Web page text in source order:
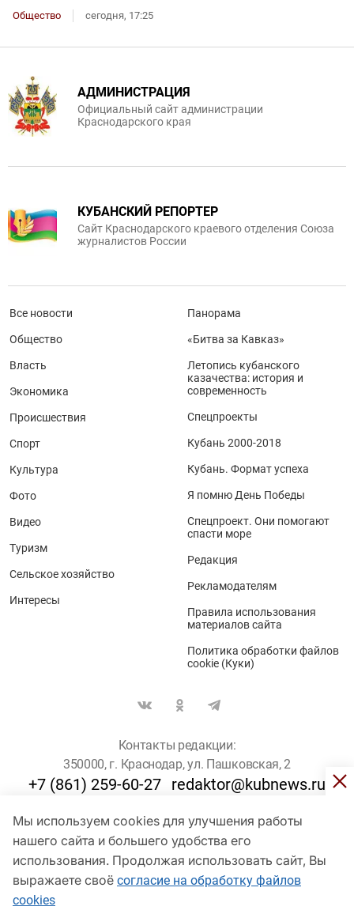
Общество сегодня, 17:25
Мы используем cookies для улучшения работы
нашего сайта и большего удобства его
использования. Продолжая использовать сайт, Вы
выражаете своё согласие на обработку файлов
cookies
АДМИНИСТРАЦИЯ
Официальный сайт администрации
Краснодарского края
КУБАНСКИЙ РЕПОРТЕР
Сайт Краснодарского краевого отделения Союза
журналистов России
Все новости
Общество
Власть
Экономика
Происшествия
Спорт
Культура
Фото
Видео
Туризм
Сельское хозяйство
Интересы
Панорама
«Битва за Кавказ»
Летопись кубанского
казачества: история и
современность
Спецпроекты
Кубань 2000-2018
Кубань. Формат успеха
Я помню День Победы
Спецпроект. Они помогают
спасти море
Редакция
Рекламодателям
Правила использования
материалов сайта
Политика обработки файлов
cookie (Куки)
Контакты редакции:
350000, г. Краснодар, ул. Пашковская, 2
+7 (861) 259-60-27 redaktor@kubnews.ru
Для пользователей старше 16 лет
© Кубанские Новости, 2017
Сетевое издание «kubnews» зарегистрировано Федеральной
службой по надзору в сфере связи, информационных технологий
и массовых коммуникаций (Роскомнадзор). Регистрационный